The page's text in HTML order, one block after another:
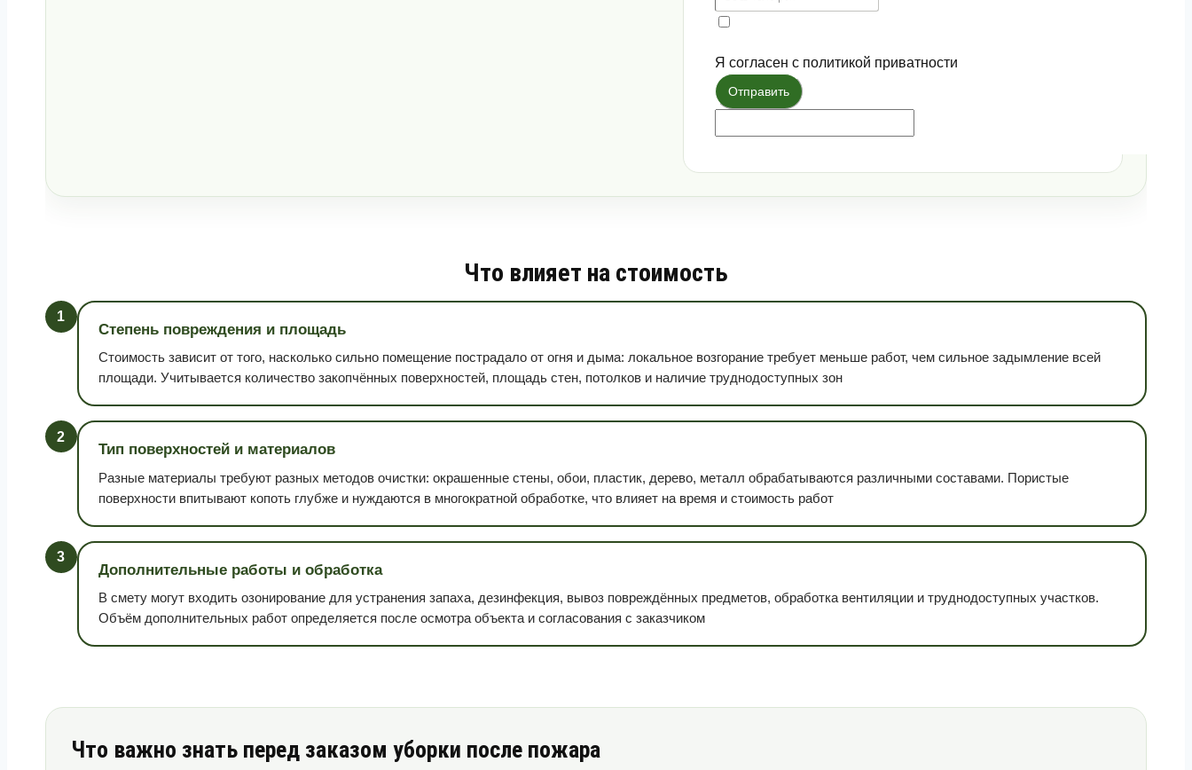
Я согласен с политикой приватности
Отправить
Что влияет на стоимость
1
Степень повреждения и площадь
Стоимость зависит от того, насколько сильно помещение пострадало от огня и дыма: локальное возгорание требует меньше работ, чем сильное задымление всей
площади. Учитывается количество закопчённых поверхностей, площадь стен, потолков и наличие труднодоступных зон
2
Тип поверхностей и материалов
Разные материалы требуют разных методов очистки: окрашенные стены, обои, пластик, дерево, металл обрабатываются различными составами. Пористые
поверхности впитывают копоть глубже и нуждаются в многократной обработке, что влияет на время и стоимость работ
3
Дополнительные работы и обработка
В смету могут входить озонирование для устранения запаха, дезинфекция, вывоз повреждённых предметов, обработка вентиляции и труднодоступных участков.
Объём дополнительных работ определяется после осмотра объекта и согласования с заказчиком
Что важно знать перед заказом уборки после пожара